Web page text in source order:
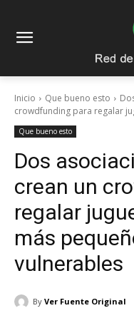
Inicio Que bueno esto
crowdfunding para regalar
Que bueno esto
Dos
crean un
regalar
más
vulnerables
By Ver Fuente Original